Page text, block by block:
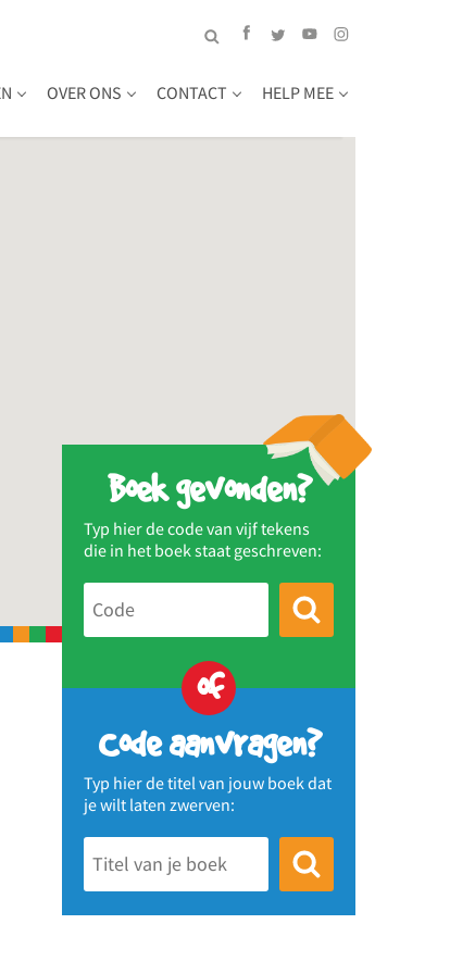
OVER ONS CONTACT HELP MEE
Boek gevonden?
Typ hier de code van vijf tekens
die in het boek staat geschreven:
of
Code aanvragen?
Typ hier de titel van jouw boek dat
je wilt laten zwerven: